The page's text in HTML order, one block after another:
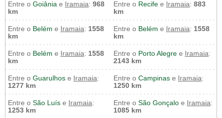
Entre o Goiânia e Iramaia: 968
km
Entre o Recife e Iramaia: 883
km
Entre o Belém e Iramaia: 1558
km
Entre o Belém e Iramaia: 1558
km
Entre o Belém e Iramaia: 1558
km
Entre o Porto Alegre e Iramaia:
2143 km
Entre o Guarulhos e Iramaia:
1277 km
Entre o Campinas e Iramaia:
1250 km
Entre o São Luís e Iramaia:
1253 km
Entre o São Gonçalo e Iramaia:
1085 km